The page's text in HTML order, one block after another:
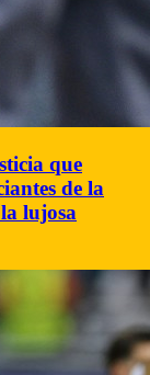
que
de la
lujosa